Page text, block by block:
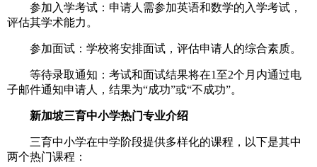
参加入学考试：申请人需参加英语和数学的入学考试，
评估其学术能力。
参加面试：学校将安排面试，评估申请人的综合素质。
等待录取通知：考试和面试结果将在1至2个月内通过电
子邮件通知申请人，结果为“成功”或“不成功”。
新加坡三育中小学热门专业介绍
三育中小学在中学阶段提供多样化的课程，以下是其中
两个热门课程：